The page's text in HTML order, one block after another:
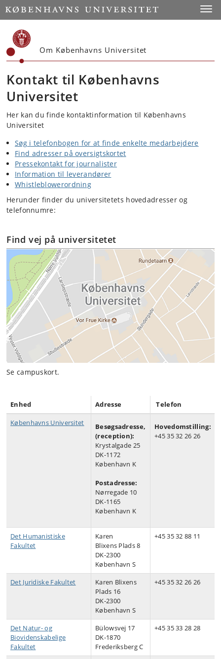
Start
Om Københavns Universitet
Kontakt til Københavns
Universitet
Her kan du finde kontaktinformation til Københavns
Universitet
Søg i telefonbogen for at finde enkelte medarbejdere
Find adresser på oversigtskortet
Pressekontakt for journalister
Information til leverandører
Whistleblowerordning
Herunder finder du universitetets hovedadresser og
telefonnumre:
Find vej på universitetet
Se campuskort.
Enhed Adresse Telefon
Københavns Universitet
Besøgsadresse,
(reception):
Krystalgade 25
DK-1172
København K
Postadresse:
Nørregade 10
DK-1165
København K
Hovedomstilling:
+45 35 32 26 26
Det Humanistiske
Fakultet
Karen
Blixens Plads 8
DK-2300
København S
+45 35 32 88 11
Det Juridiske Fakultet
Karen Blixens
Plads 16
DK-2300
København S
+45 35 32 26 26
Det Natur- og
Biovidenskabelige
Fakultet
Bülowsvej 17
DK-1870
Frederiksberg C
+45 35 33 28 28